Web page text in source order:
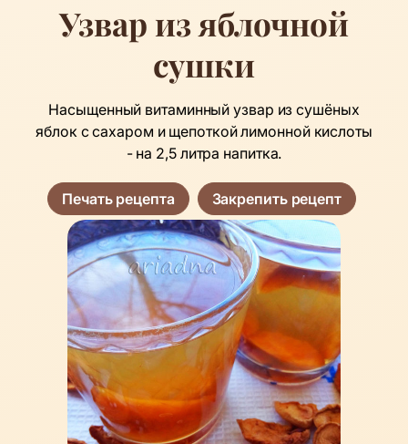
Узвар из яблочной
сушки
Насыщенный витаминный узвар из сушёных
яблок с сахаром и щепоткой лимонной кислоты
- на 2,5 литра напитка.
Печать рецепта Закрепить рецепт